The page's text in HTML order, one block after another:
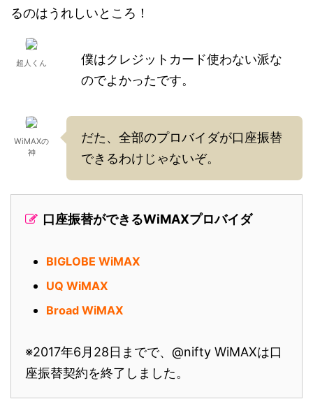
るのはうれしいところ！
超人くん
僕はクレジットカード使わない派な
のでよかったです。
WiMAXの
神
だた、全部のプロバイダが口座振替
できるわけじゃないぞ。
口座振替ができるWiMAXプロバイダ
BIGLOBE WiMAX
UQ WiMAX
Broad WiMAX
※2017年6月28日までで、@nifty WiMAXは口
座振替契約を終了しました。